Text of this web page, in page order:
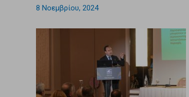
8 Νοεμβρίου, 2024